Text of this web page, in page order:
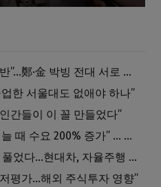
“게임 끝났다” vs “내가 과반”…鄭·金 박빙 전대 서로 우위 주장
한 서울대도 없애야 하나”
간들이 이 꼴 만들었다”
머스크 “메모리 생산 20% 늘 때 수요 200% 증가” … 반도체 매출 1조달러 눈 앞
엔비디아, ‘알파마요’ 빗장 풀었다…현대차, 자율주행 속도내나
평가…해외 주식투자 영향”